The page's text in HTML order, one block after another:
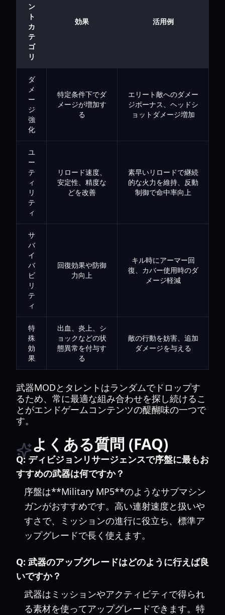
ン
ト
カ
テ
ゴ
リ
効果 活用例
ダ
メ
ー
ジ
強
化
特定条件下でダ
メージが増加す
る
エリート敵へのダメー
ジボーナス、ヘッドシ
ョットダメージ増加
ユ
ー
テ
ィ
リ
テ
ィ
リロード速度、
安定性、精度な
どを改善
素早いリロードで継続
的な火力を維持、反動
制御で命中率向上
サ
バ
イ
バ
ビ
リ
テ
ィ
回復効果や防御
力向上
キル時にアーマー回
復、カバー使用時のダ
メージ軽減
特
殊
効
果
出血、炎上、シ
ョックなどの状
態異常を付与す
る
敵の行動を妨害、追加
ダメージを与える
武器MODとタレントはランダムでドロップす
るため、常に最適な組み合わせを探し続けるこ
とがエンドゲームコンテンツの醍醐味の一つで
す。
よくある質問 (FAQ)
Q: ディビジョンリサージェンスで序盤に最もお
すすめの武器は何ですか？
序盤は**Military MP5**のようなサブマシン
ガンがおすすめです。高い連射速度と扱いや
すさで、ミッションの進行に役立ち、標準ア
ップグレードで長く使えます。
Q: 武器のアップグレードはどのように行えば良
いですか？
武器はミッションやアクティビティで得られ
る素材を使ってアップグレードできます。特